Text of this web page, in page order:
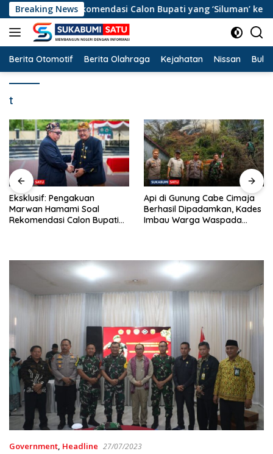
Langsung
ke
konten
Breaking News
Soal Rekomendasi Calon Bupati yang ‘Siluman’ ke DPP dan
Berita Otomotif Berita Olahraga Kejahatan Nissan
t
Api di Gunung Cabe Cimaja
Berhasil Dipadamkan, Kades
Imbau Warga Waspada
Tancap Gas Mid-Term, Bupati
Asep Japar Segarkan 27
Camat demi Akselerasi
Government, Headline 27/07/2023